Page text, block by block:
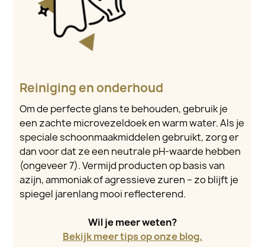
Reiniging en onderhoud
Om de perfecte glans te behouden, gebruik je
een zachte microvezeldoek en warm water. Als je
speciale schoonmaakmiddelen gebruikt, zorg er
dan voor dat ze een neutrale pH-waarde hebben
(ongeveer 7). Vermijd producten op basis van
azijn, ammoniak of agressieve zuren – zo blijft je
spiegel jarenlang mooi reflecterend.
Wil je meer weten?
Bekijk meer tips op onze blog.